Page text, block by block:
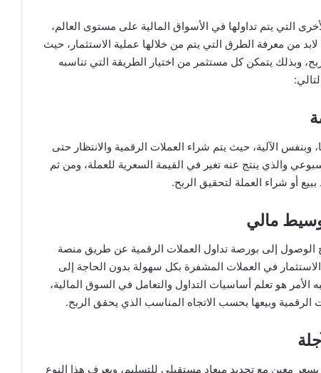
التي يتم تداولها في الأسواق المالية على مستوى العالم،
من معرفة الطرق التي يتم من خلالها عملية الاستثمار، حيث
وبذلك يتمكن كل مستثمر من اختيار الطريقة التي تناسبه
وبنفس الآلية، حيث يتم شراء العملات الرقمية والانتظار حتى
والذي ينتج عنه تغير في القيمة السعرية للعملة، ومن ثم
أو شراء العملة لتحقيق الربح.
إلى بورصة تداول العملات الرقمية عن طريق منصة
في العملات المشفرة بكل سهولة بدون الحاجة إلى
هو تعلم أساسيات التداول والتعامل في السوق المالية،
الرقمية وبيعها بحسب الاتجاه المناسب الذي يحقق الربح.
معين مع تحديد ميعاد مستقبلي للتسليم، ويعرف هذا النوع